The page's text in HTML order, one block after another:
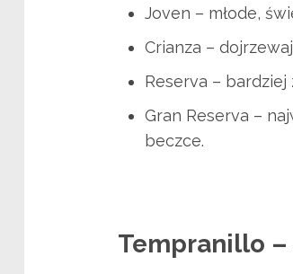
Joven – młode,
Crianza –
Reserva – bardziej
Gran Reserva –
beczce.
Tempranillo